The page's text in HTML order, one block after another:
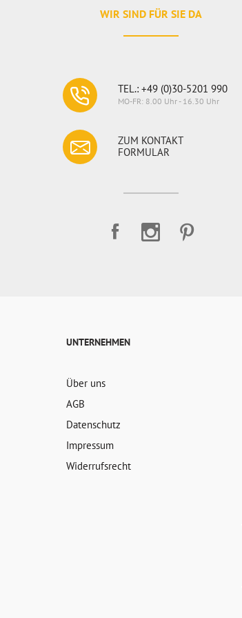
Oberfläche
Sie
daher den
eine
Sie
Schleifgang
auf
sind
WIR SIND FÜR SIE DA
TEL.: +49 (0)30-5201 990
MO-FR: 8.00 Uhr - 16.30 Uhr
ZUM KONTAKT
FORMULAR
UNTERNEHMEN
Über uns
AGB
Datenschutz
Impressum
Widerrufsrecht